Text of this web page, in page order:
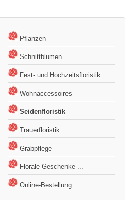
Pflanzen
Schnittblumen
Fest- und Hochzeitsfloristik
Wohnaccessoires
Seidenfloristik
Trauerfloristik
Grabpflege
Florale Geschenke ...
Online-Bestellung